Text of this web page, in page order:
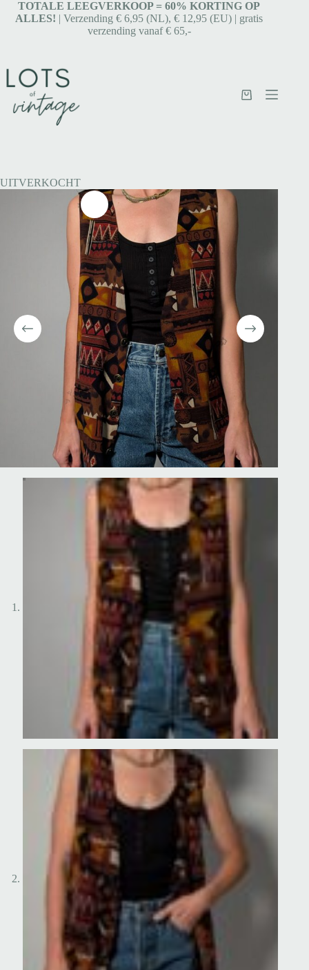
TOTALE LEEGVERKOOP = 60% KORTING OP
ALLES! | Verzending € 6,95 (NL), € 12,95 (EU) | gratis
verzending vanaf € 65,-
UITVERKOCHT